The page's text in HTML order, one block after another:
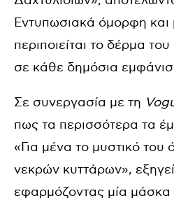
Εντυπωσιακά όμορφη και
περιποιείται το δέρμα
σε κάθε δημόσια
Σε συνεργασία με τη
πως τα περισσότερα τα
«Για μένα το μυστικό
νεκρών κυττάρων»,
εφαρμόζοντας μία μάσκα